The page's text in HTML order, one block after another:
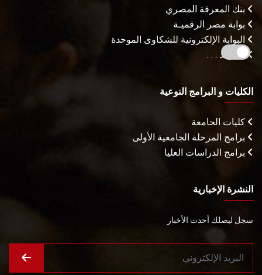
بنك المعرفة المصري
بوابة مصر الرقميـة
البوابة الإلكترونية للشكاوى الموحدة
المزيـد . . .
الكليات و البرامج النوعية
كليات الجامعة
برامج المرحلة الجامعية الأولى
برامج الدراسات العليا
النشرة الإخبارية
سجل ليصلك أحدث الأخبار